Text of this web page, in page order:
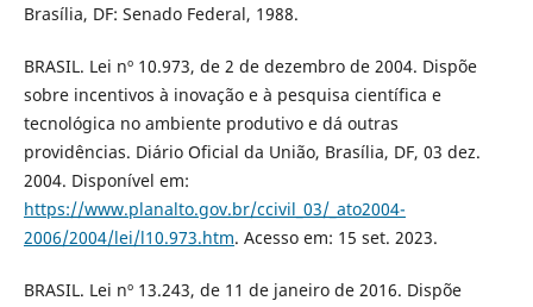
Brasília, DF: Senado Federal, 1988.
BRASIL. Lei nº 10.973, de 2 de dezembro de 2004. Dispõe
sobre incentivos à inovação e à pesquisa científica e
tecnológica no ambiente produtivo e dá outras
providências. Diário Oficial da União, Brasília, DF, 03 dez.
2004. Disponível em:
https://www.planalto.gov.br/ccivil_03/_ato2004-
2006/2004/lei/l10.973.htm. Acesso em: 15 set. 2023.
BRASIL. Lei nº 13.243, de 11 de janeiro de 2016. Dispõe